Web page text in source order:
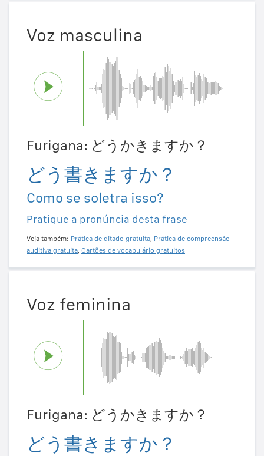
Voz masculina
Furigana: どうかきますか？
どう書きますか？
Como se soletra isso?
Pratique a pronúncia desta frase
Veja também: Prática de ditado gratuita, Prática de compreensão
auditiva gratuita, Cartões de vocabulário gratuitos
Voz feminina
Furigana: どうかきますか？
どう書きますか？